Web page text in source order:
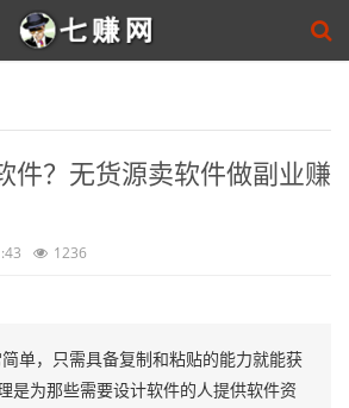
件？无货源卖软件做副业赚
1236
单，只需具备复制和粘贴的能力就能获
是为那些需要设计软件的人提供软件资